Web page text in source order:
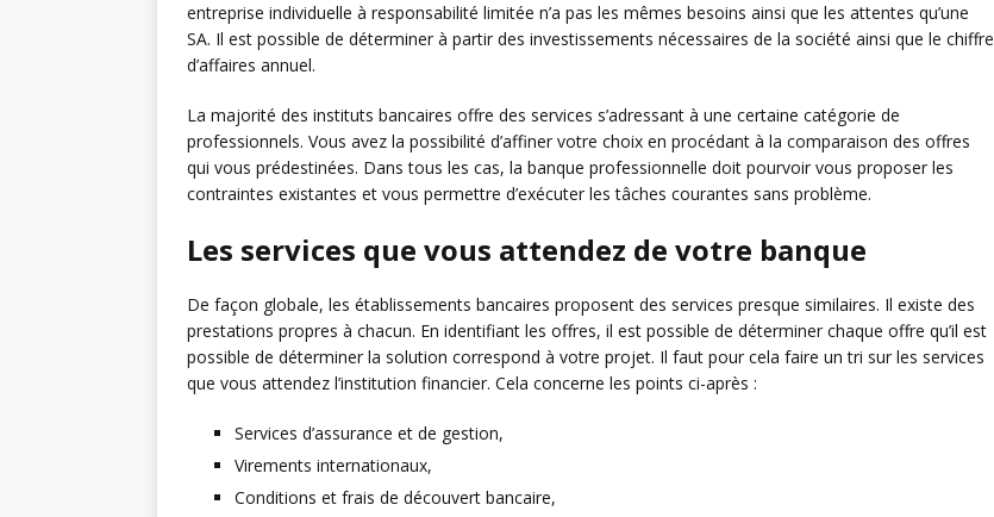
entreprise individuelle à responsabilité limitée n’a pas les mêmes besoins ainsi que les attentes qu’une
SA. Il est possible de déterminer à partir des investissements nécessaires de la société ainsi que le chiffre
d’affaires annuel.
La majorité des instituts bancaires offre des services s’adressant à une certaine catégorie de
professionnels. Vous avez la possibilité d’affiner votre choix en procédant à la comparaison des offres
qui vous prédestinées. Dans tous les cas, la banque professionnelle doit pourvoir vous proposer les
contraintes existantes et vous permettre d’exécuter les tâches courantes sans problème.
Les services que vous attendez de votre banque
De façon globale, les établissements bancaires proposent des services presque similaires. Il existe des
prestations propres à chacun. En identifiant les offres, il est possible de déterminer chaque offre qu’il est
possible de déterminer la solution correspond à votre projet. Il faut pour cela faire un tri sur les services
que vous attendez l’institution financier. Cela concerne les points ci-après :
Services d’assurance et de gestion,
Virements internationaux,
Conditions et frais de découvert bancaire,